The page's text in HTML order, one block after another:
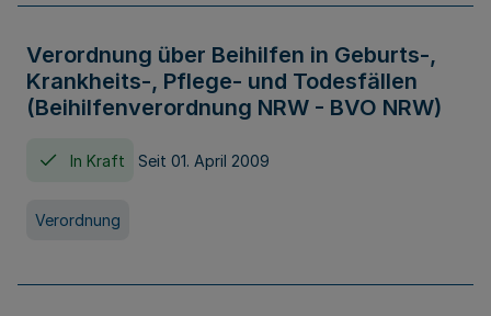
Verordnung über Beihilfen in Geburts-,
Krankheits-, Pflege- und Todesfällen
(Beihilfenverordnung NRW - BVO NRW)
In Kraft Seit 01. April 2009
Verordnung